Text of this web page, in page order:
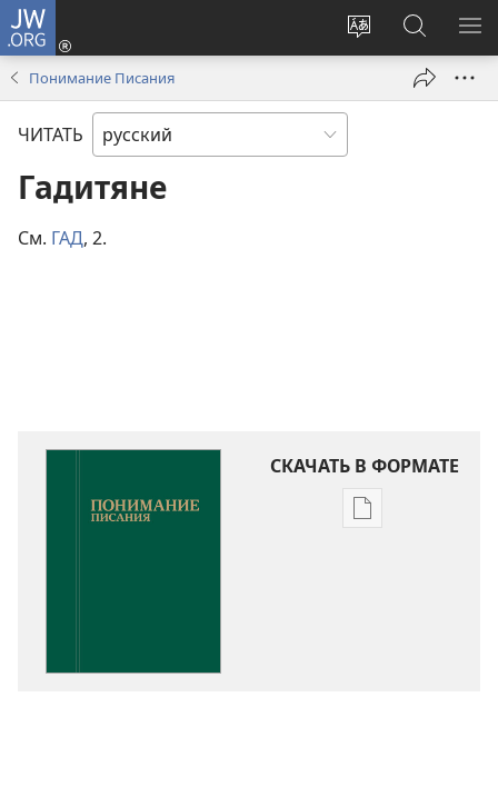
JW.ORG
Изменить
Войти
(открывается
окне)
Поиск
по
jw.org
Понимание Писания
ЧИТАТЬ
Гадитяне
См. ГАД, 2.
СКАЧАТЬ В ФОРМАТЕ
Варианты